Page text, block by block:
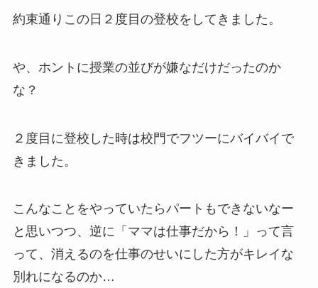
約束通り この日２度目の登校をしてきました。
や、ホントに授業の並びが嫌なだけだったのか
な？
２度目に登校した時は校門でフツーにバイバイ で
きました。
こんなことをやっていたらパートもできないなー
と思いつつ、逆に 「ママは仕事だから！」 って言
って、 消えるのを仕事のせいにした方がキレイな
別れになるのか…